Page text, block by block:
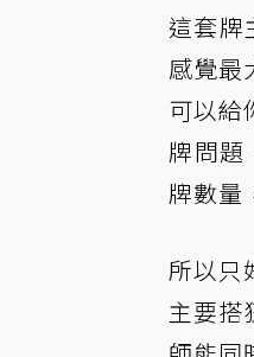
這套牌
感覺最
可以給
牌問題
牌數量
所以只
主要搭